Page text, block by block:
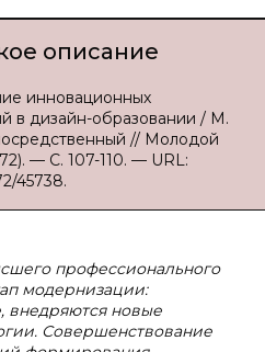
описание
инновационных
в дизайн-образовании / М.
// Молодой
— С. 107-110. — URL:
45738.
профессионального
модернизации:
внедряются новые
Совершенствование